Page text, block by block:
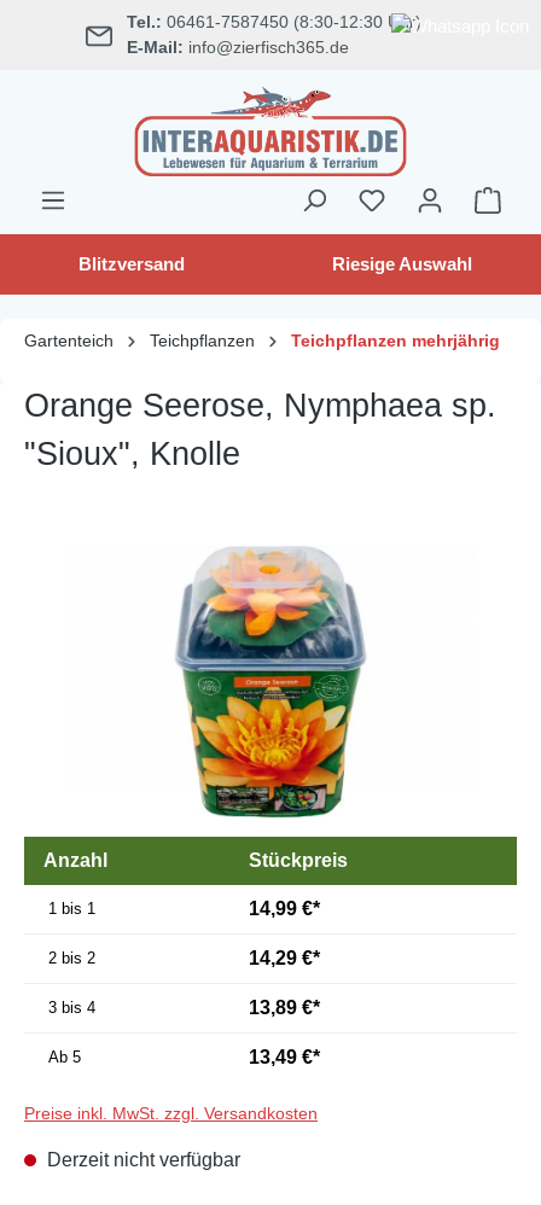
springen Tel.: 06461-7587450 (8:30-12:30 Uhr)
E-Mail: info@zierfisch365.de
Blitzversand Riesige Auswahl
Gartenteich Teichpflanzen Teichpflanzen mehrjährig
Orange Seerose, Nymphaea sp.
"Sioux", Knolle
Bildergalerie überspringen
Anzahl Stückpreis
1 bis 1 14,99 €*
2 bis 2 14,29 €*
3 bis 4 13,89 €*
Ab 5 13,49 €*
Preise inkl. MwSt. zzgl. Versandkosten
Derzeit nicht verfügbar